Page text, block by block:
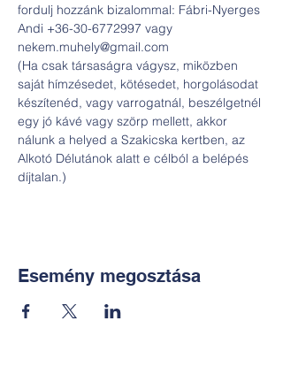
fordulj hozzánk bizalommal: Fábri-Nyerges
Andi +36-30-6772997 vagy
nekem.muhely@gmail.com
(Ha csak társaságra vágysz, miközben
saját hímzésedet, kötésedet, horgolásodat
készítenéd, vagy varrogatnál, beszélgetnél
egy jó kávé vagy szörp mellett, akkor
nálunk a helyed a Szakicska kertben, az
Alkotó Délutánok alatt e célból a belépés
díjtalan.)
Esemény megosztása